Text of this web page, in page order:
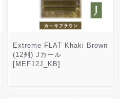
Extreme FLAT Khaki Brown
(12列) Jカール
[MEF12J_KB]